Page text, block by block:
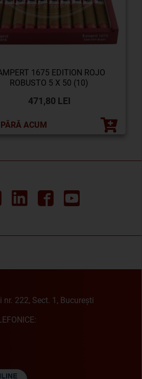
1675 EDITION ROJO
ROBUSTO 5 X 50 (10)
471,80 LEI
ACUM
nr. 222, Sect. 1, București